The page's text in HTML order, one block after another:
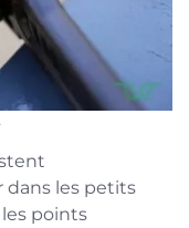
dans les petits
points